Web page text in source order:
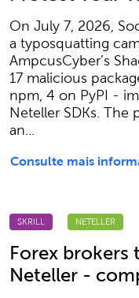
On July 7, 2026,
a typosquatting
AmpcusCyber’s
17 malicious
npm, 4 on PyPI -
Neteller SDKs. The
an...
Consulte mais
SKRILL NETELLER
Forex brokers
Neteller -